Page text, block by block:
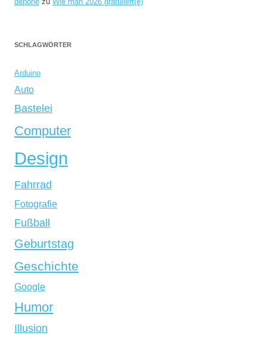
SCHLAGWÖRTER
Arduino
Auto
Bastelei
Computer
Design
Fahrrad
Fotografie
Fußball
Geburtstag
Geschichte
Google
Humor
Illusion